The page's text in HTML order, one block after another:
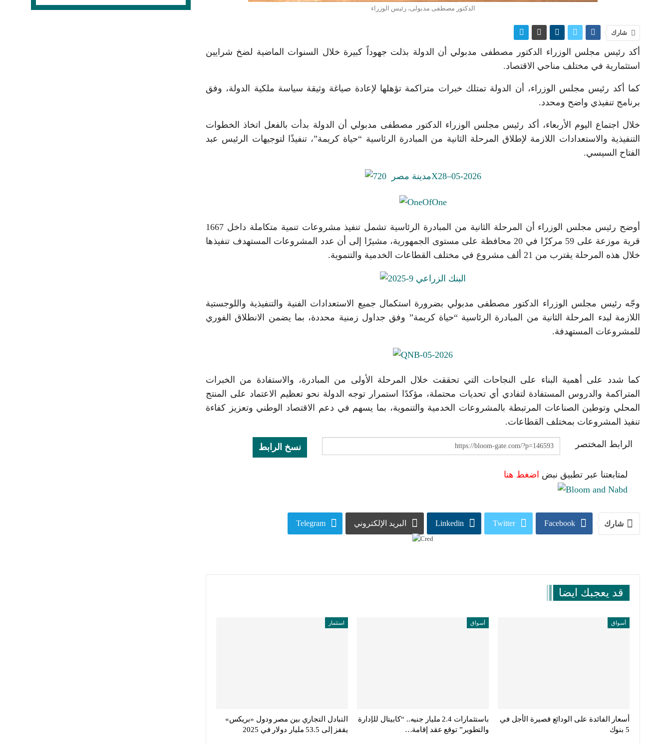
الدكتور مصطفى مدبولى، رئيس الوزراء
شارك
أكد رئيس مجلس الوزراء الدكتور مصطفى مدبولي أن الدولة بذلت جهوداً كبيرة خلال السنوات الماضية لضخ شرايين
استثمارية في مختلف مناحي الاقتصاد.
كما أكد رئيس مجلس الوزراء، أن الدولة تمتلك خبرات متراكمة تؤهلها لإعادة صياغة وثيقة سياسة ملكية الدولة، وفق
برنامج تنفيذي واضح ومحدد.
خلال اجتماع اليوم الأربعاء، أكد رئيس مجلس الوزراء الدكتور مصطفى مدبولي أن الدولة بدأت بالفعل اتخاذ الخطوات
التنفيذية والاستعدادات اللازمة لإطلاق المرحلة الثانية من المبادرة الرئاسية “حياة كريمة”، تنفيذًا لتوجيهات الرئيس عبد
الفتاح السيسي.
أوضح رئيس مجلس الوزراء أن المرحلة الثانية من المبادرة الرئاسية تشمل تنفيذ مشروعات تنمية متكاملة داخل 1667
قرية موزعة على 59 مركزًا في 20 محافظة على مستوى الجمهورية، مشيرًا إلى أن عدد المشروعات المستهدف تنفيذها
خلال هذه المرحلة يقترب من 21 ألف مشروع في مختلف القطاعات الخدمية والتنموية.
وجّه رئيس مجلس الوزراء الدكتور مصطفى مدبولي بضرورة استكمال جميع الاستعدادات الفنية والتنفيذية واللوجستية
اللازمة لبدء المرحلة الثانية من المبادرة الرئاسية “حياة كريمة” وفق جداول زمنية محددة، بما يضمن الانطلاق الفوري
للمشروعات المستهدفة.
كما شدد على أهمية البناء على النجاحات التي تحققت خلال المرحلة الأولى من المبادرة، والاستفادة من الخبرات
المتراكمة والدروس المستفادة لتفادي أي تحديات محتملة، مؤكدًا استمرار توجه الدولة نحو تعظيم الاعتماد على المنتج
المحلي وتوطين الصناعات المرتبطة بالمشروعات الخدمية والتنموية، بما يسهم في دعم الاقتصاد الوطني وتعزيز كفاءة
تنفيذ المشروعات بمختلف القطاعات.
الرابط المختصر نسخ الرابط
لمتابعتنا عبر تطبيق نبض اضغط هنا
شارك Facebook
Twitter
Linkedin البريد الإلكتروني Telegram
قد يعجبك ايضا
أسواق
أسعار الفائدة على الودائع قصيرة الأجل في
5 بنوك
أسواق
باستثمارات 2.4 مليار جنيه.. “كابيتال للإدارة
والتطوير” توقع عقد إقامة…
استثمار
التبادل التجاري بين مصر ودول «بريكس»
يقفز إلى 53.5 مليار دولار في 2025